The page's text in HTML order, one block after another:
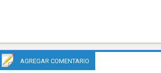
AGREGAR COMENTARIO